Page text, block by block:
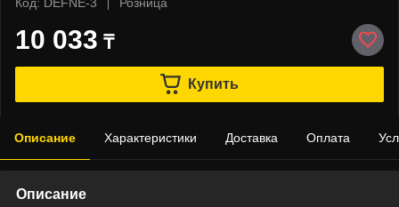
10 033 ₸
Купить
Описание Характеристики Доставка Оплата
Описание